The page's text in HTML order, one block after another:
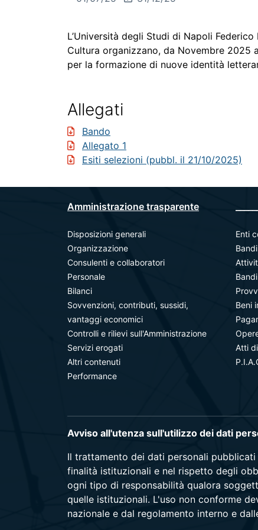
L’Università degli Studi di Napoli
Cultura organizzano, da Novembre 2025
per la formazione di nuove identità
Allegati
Bando
Allegato 1
Esiti selezioni (pubbl. il 21/10/2025)
Amministrazione trasparente
Disposizioni generali
Organizzazione
Consulenti e collaboratori
Personale
Bilanci
Sovvenzioni, contributi, sussidi,
vantaggi economici
Controlli e rilievi sull'Amministrazione
Servizi erogati
Altri contenuti
Performance
Enti
Beni
Atti
Avviso all'utenza sull'utilizzo dei dati
Il trattamento dei dati personali
finalità istituzionali e nel rispetto degli
ogni tipo di responsabilità qualora
quelle istituzionali. L'uso non conforme
nazionale e dal regolamento interno e